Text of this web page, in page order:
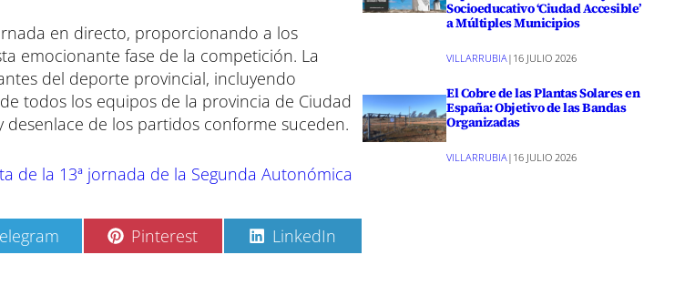
en directo, proporcionando a los
emocionante fase de la competición. La
del deporte provincial, incluyendo
todos los equipos de la provincia de Ciudad
de los partidos conforme suceden.
de la 13ª jornada de la Segunda Autonómica
C
o
Pinterest C
o
LinkedIn
Socioeducativo ‘Ciudad Accesible’
a Múltiples Municipios
VILLARRUBIA| 16 JULIO 2026
El Cobre de las Plantas Solares en
España: Objetivo de las Bandas
Organizadas
VILLARRUBIA | 16 JULIO 2026